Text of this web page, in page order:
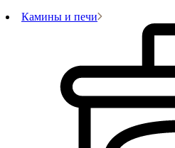
Камины и печи